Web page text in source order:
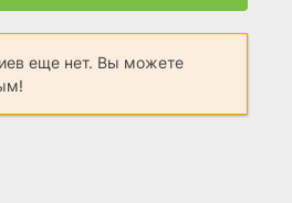
еще нет. Вы можете